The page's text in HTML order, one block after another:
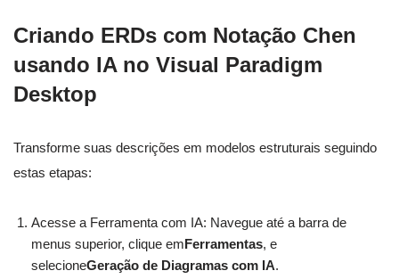
Criando ERDs com Notação Chen
usando IA no Visual Paradigm
Desktop
Transforme suas descrições em modelos estruturais seguindo
estas etapas:
Acesse a Ferramenta com IA: Navegue até a barra de
menus superior, clique emFerramentas, e
selecioneGeração de Diagramas com IA.